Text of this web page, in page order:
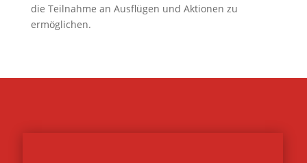
die Teilnahme an Ausflügen und Aktionen zu
ermöglichen.